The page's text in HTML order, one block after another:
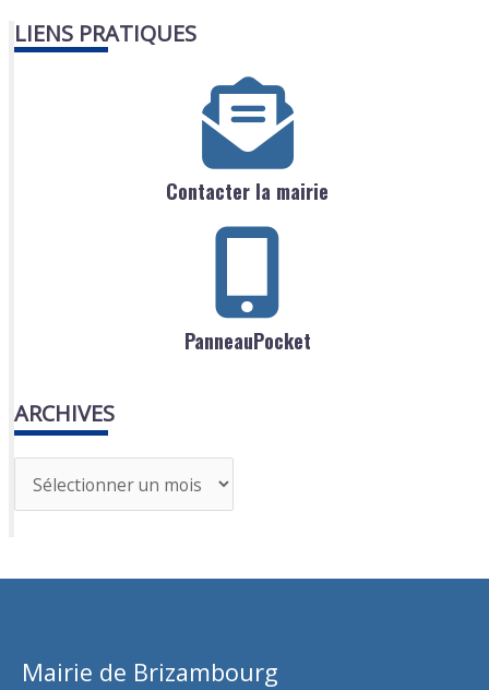
LIENS PRATIQUES
Contacter la mairie
PanneauPocket
ARCHIVES
r
h
Mairie de Brizambourg